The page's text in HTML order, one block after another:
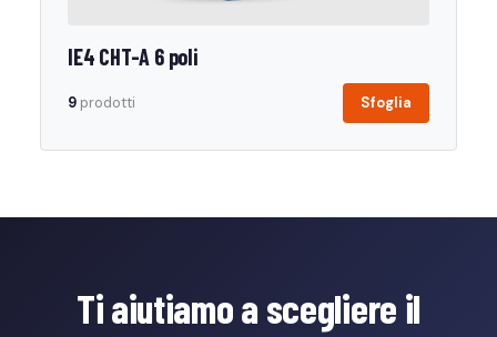
IE4 CHT-A 6 poli
9 prodotti Sfoglia
Ti aiutiamo a scegliere il